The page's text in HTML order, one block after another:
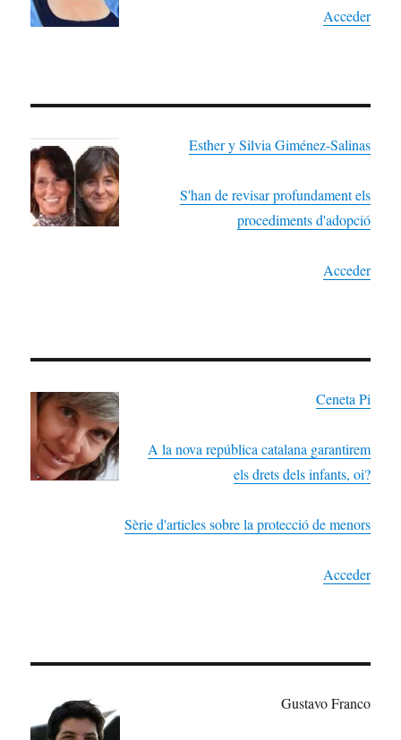
Acceder
Esther y Silvia Giménez-Salinas
S'han de revisar profundament els
procediments d'adopció
Acceder
Ceneta Pi
A la nova república catalana garantirem
els drets dels infants, oi?
Sèrie d'articles sobre la protecció de menors
Acceder
Gustavo Franco